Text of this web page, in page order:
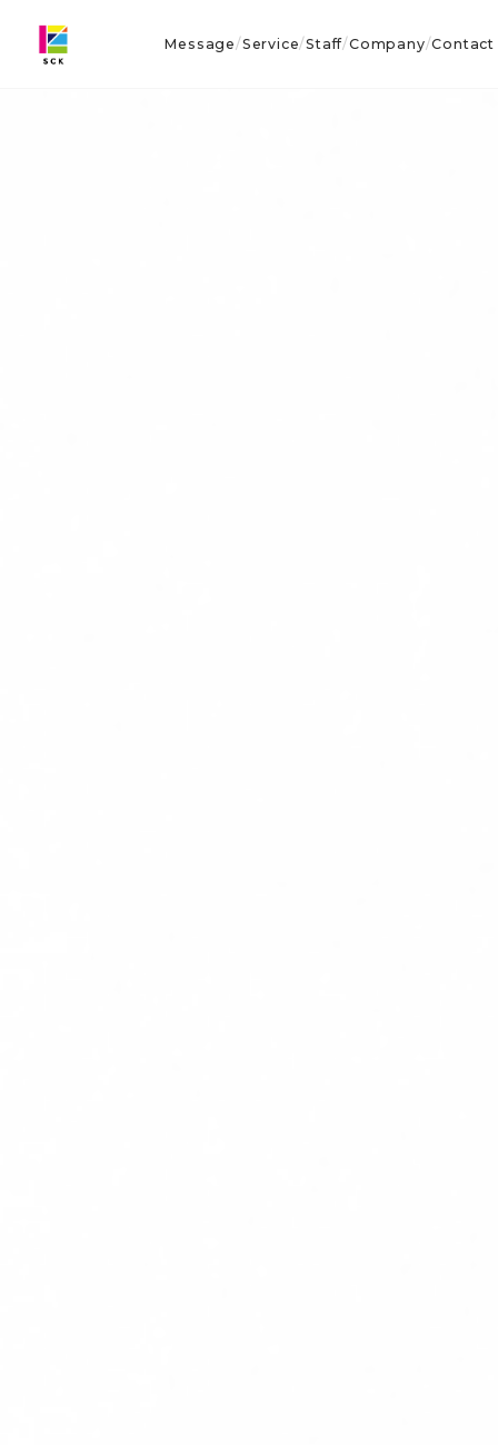
Message/Service/Staff/Company/Contact